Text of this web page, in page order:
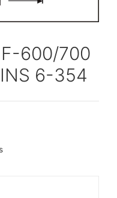
F-600/700
6-354